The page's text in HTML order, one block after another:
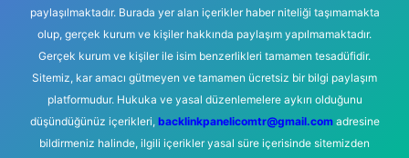
paylaşılmaktadır. Burada yer alan içerikler haber niteliği taşımamakta
olup, gerçek kurum ve kişiler hakkında paylaşım yapılmamaktadır.
Gerçek kurum ve kişiler ile isim benzerlikleri tamamen tesadüfidir.
Sitemiz, kar amacı gütmeyen ve tamamen ücretsiz bir bilgi paylaşım
platformudur. Hukuka ve yasal düzenlemelere aykırı olduğunu
düşündüğünüz içerikleri, backlinkpanelicomtr@gmail.comadresine
bildirmeniz halinde, ilgili içerikler yasal süre içerisinde sitemizden